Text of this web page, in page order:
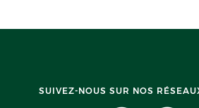
SUIVEZ-NOUS SUR NOS